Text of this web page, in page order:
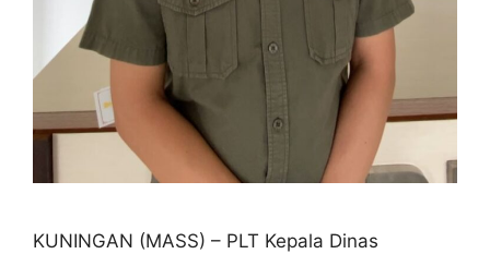
KUNINGAN (MASS) – PLT Kepala Dinas